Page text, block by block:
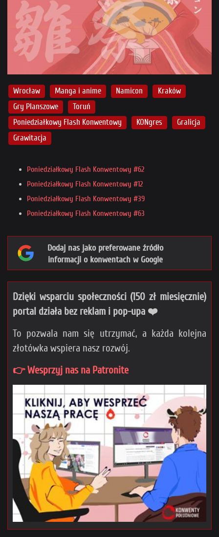
Wrocław Manga i anime Namicon
Kraków
Gry Planszowe
Toruń
Poniedziałkowy Flash Konwentowy
KONgres
Gralicja
Grawitacja
Poniedziałkowy Flash Konwentowy #62
Poniedziałkowy Flash Konwentowy #12
Poniedziałkowy Flash Konwentowy #39
Poniedziałkowy Flash Konwentowy #63
Dodaj nas jako preferowane źródło
informacji o konwentach w Google
Dzięki wsparciu społeczności (150 zł miesięcznie)
portal działa bez reklam i pop-upa ❤️
To pozwala nam się utrzymać, a każda kolejna
złotówka wspiera nasz rozwój.
👉 Wesprzyj nas na Patronite